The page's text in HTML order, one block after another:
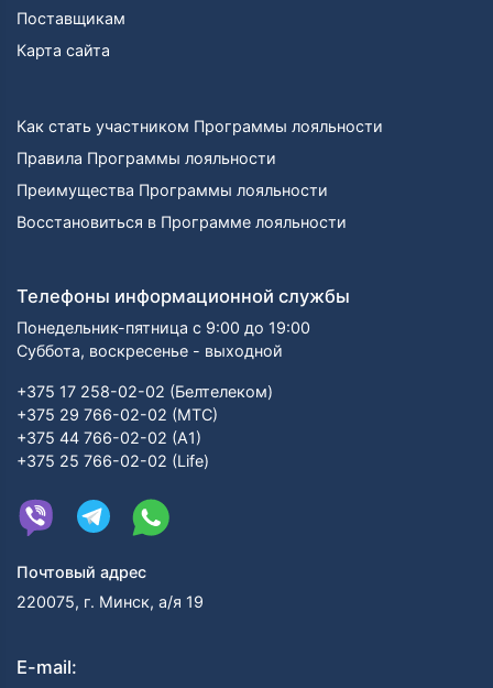
Поставщикам
Карта сайта
Как стать участником Программы лояльности
Правила Программы лояльности
Преимущества Программы лояльности
Восстановиться в Программе лояльности
Телефоны информационной службы
Понедельник-пятница с 9:00 до 19:00
Суббота, воскресенье - выходной
+375 17 258-02-02 (Белтелеком)
+375 29 766-02-02 (МТС)
+375 44 766-02-02 (А1)
+375 25 766-02-02 (Life)
Почтовый адрес
220075, г. Минск, а/я 19
E-mail: